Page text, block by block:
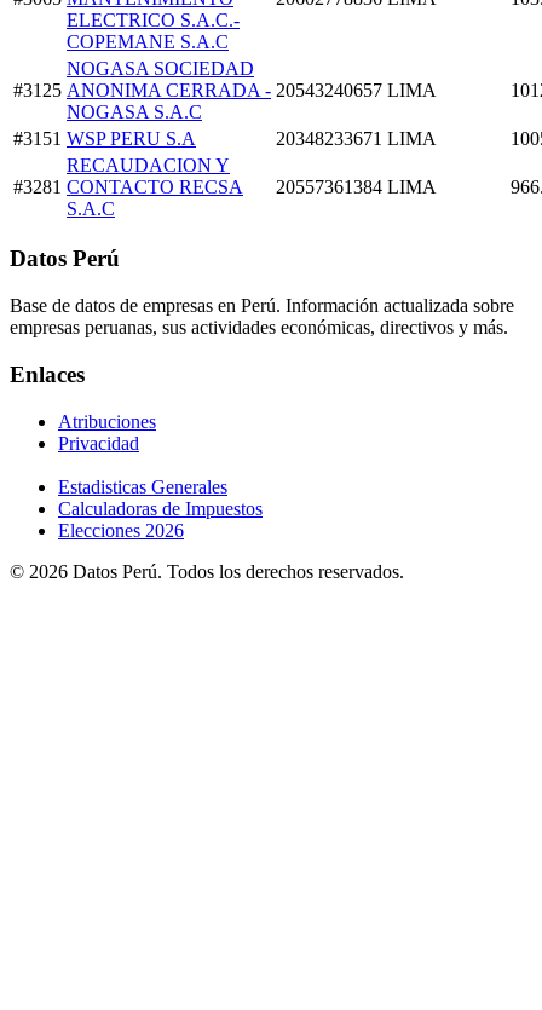
ELECTRICO S.A.C.-
COPEMANE S.A.C
#3125
NOGASA SOCIEDAD
ANONIMA CERRADA -
NOGASA S.A.C
20543240657 LIMA
#3151 WSP PERU S.A 20348233671 LIMA
#3281
RECAUDACION Y
CONTACTO RECSA
S.A.C
20557361384 LIMA
Datos Perú
Base de datos de empresas en Perú. Información actualizada sobre
empresas peruanas, sus actividades económicas, directivos y más.
Enlaces
Atribuciones
Privacidad
Estadisticas Generales
Calculadoras de Impuestos
Elecciones 2026
© 2026 Datos Perú. Todos los derechos reservados.